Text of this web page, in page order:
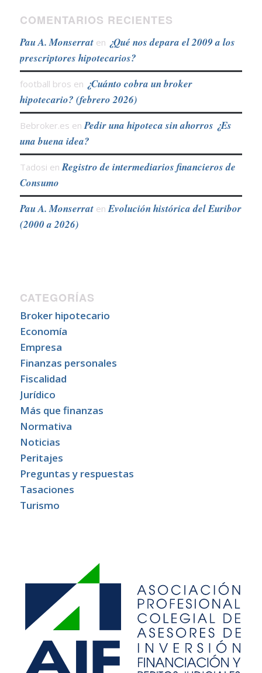
COMENTARIOS RECIENTES
Pau A. Monserraten ¿Qué nos depara el 2009 a los
prescriptores hipotecarios?
football bros en ¿Cuánto cobra un broker
hipotecario? (febrero 2026)
Bebroker.es enPedir una hipoteca sin ahorros ¿Es
una buena idea?
Tadosi enRegistro de intermediarios financieros de
Consumo
Pau A. MonserratenEvolución histórica del Euribor
(2000 a 2026)
CATEGORÍAS
Broker hipotecario
Economía
Empresa
Finanzas personales
Fiscalidad
Jurídico
Más que finanzas
Normativa
Noticias
Peritajes
Preguntas y respuestas
Tasaciones
Turismo